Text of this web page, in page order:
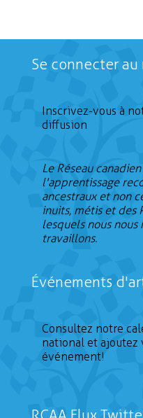
Se connecter au
Inscrivez-vous à
diffusion
Le Réseau
l'apprentissage
ancestraux et non
inuits, métis et des
lesquels nous nous
travaillons.
Événements
Consultez notre
national et ajoutez
événement!